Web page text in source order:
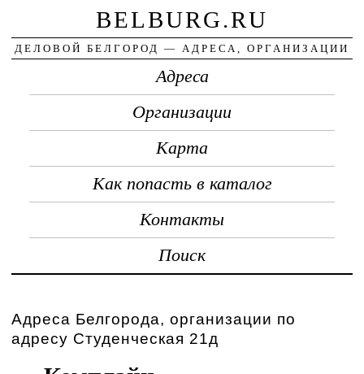
BELBURG.RU
ДЕЛОВОЙ БЕЛГОРОД — АДРЕСА, ОРГАНИЗАЦИИ
Адреса
Организации
Карта
Как попасть в каталог
Контакты
Поиск
Адреса Белгорода, организации по
адресу Студенческая 21д